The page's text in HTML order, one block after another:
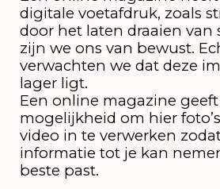
digitale voetafdruk, zoals
door het laten draaien van
zijn we ons van bewust.
verwachten we dat deze
lager ligt.
Een online magazine
mogelijkheid om hier
video in te verwerken
informatie tot je kan
beste past.